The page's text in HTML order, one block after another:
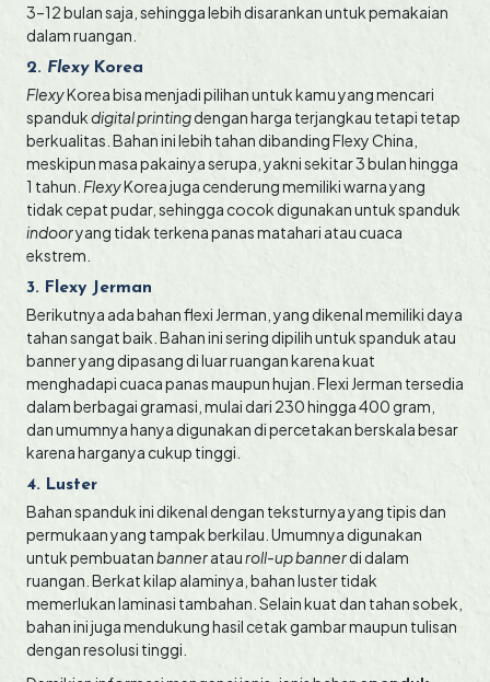
3–12 bulan saja, sehingga lebih disarankan untuk pemakaian
dalam ruangan.
2. Flexy Korea
FlexyKorea bisa menjadi pilihan untuk kamu yang mencari
spandukdigital printingdengan harga terjangkau tetapi tetap
berkualitas. Bahan ini lebih tahan dibanding Flexy China,
meskipun masa pakainya serupa, yakni sekitar 3 bulan hingga
1 tahun. FlexyKorea juga cenderung memiliki warna yang
tidak cepat pudar, sehingga cocok digunakan untuk spanduk
indooryang tidak terkena panas matahari atau cuaca
ekstrem.
3. Flexy Jerman
Berikutnya ada bahan flexi Jerman, yang dikenal memiliki daya
tahan sangat baik. Bahan ini sering dipilih untuk spanduk atau
banner yang dipasang di luar ruangan karena kuat
menghadapi cuaca panas maupun hujan. Flexi Jerman tersedia
dalam berbagai gramasi, mulai dari 230 hingga 400 gram,
dan umumnya hanya digunakan di percetakan berskala besar
karena harganya cukup tinggi.
4. Luster
Bahan spanduk ini dikenal dengan teksturnya yang tipis dan
permukaan yang tampak berkilau. Umumnya digunakan
untuk pembuatanbanneratauroll-up bannerdi dalam
ruangan. Berkat kilap alaminya, bahan luster tidak
memerlukan laminasi tambahan. Selain kuat dan tahan sobek,
bahan ini juga mendukung hasil cetak gambar maupun tulisan
dengan resolusi tinggi.